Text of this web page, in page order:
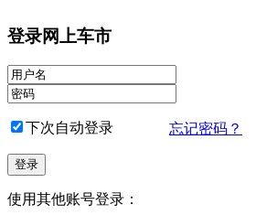
登录网上车市
下次自动登录 忘记密码？
使用其他账号登录：